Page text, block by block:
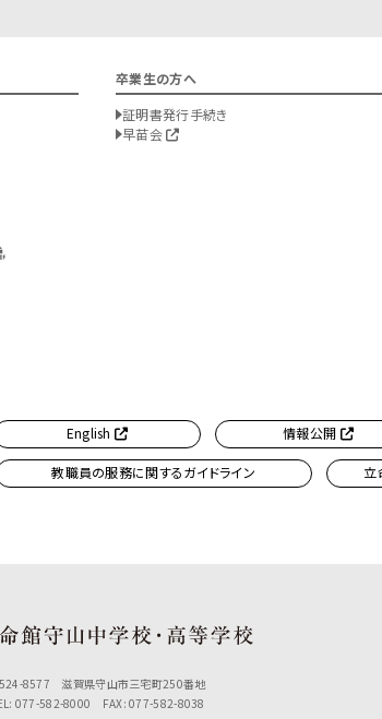
卒業生の方へ
証明書発行手続き
早苗会
English 情報公開
教職員の服務に関するガイドライン 立
8577 滋賀県守山市三宅町250番地
077-582-8000 FAX: 077-582-8038